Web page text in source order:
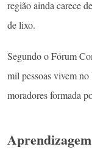
região ainda carece
de lixo.
Segundo o Fórum
mil pessoas vivem
moradores formada
Aprendizagem